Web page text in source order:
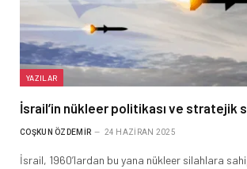
YAZILAR
İsrail’in nükleer politikası ve stratejik
COŞKUN ÖZDEMIR 24 HAZIRAN 2025
İsrail, 1960’lardan bu yana nükleer silahlara